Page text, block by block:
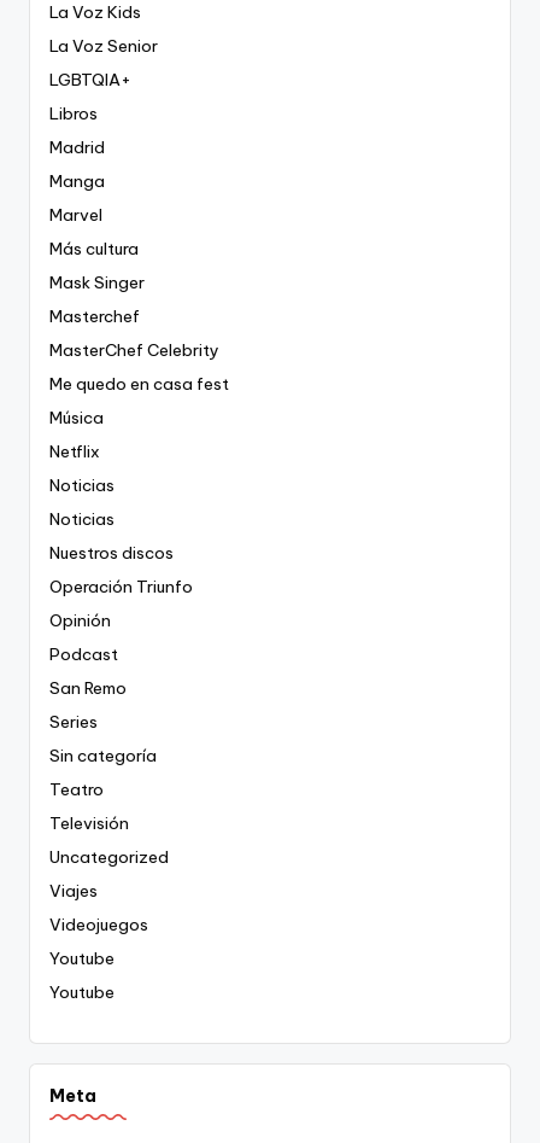
La Voz Kids
La Voz Senior
LGBTQIA+
Libros
Madrid
Manga
Marvel
Más cultura
Mask Singer
Masterchef
MasterChef Celebrity
Me quedo en casa fest
Música
Netflix
Noticias
Noticias
Nuestros discos
Operación Triunfo
Opinión
Podcast
San Remo
Series
Sin categoría
Teatro
Televisión
Uncategorized
Viajes
Videojuegos
Youtube
Youtube
Meta